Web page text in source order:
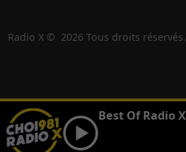
Radio X © 2026 Tous droits
Best Of Radio X